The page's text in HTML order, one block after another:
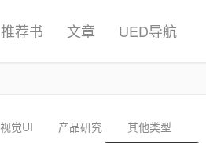
推荐书 文章 UED导航
视觉UI 产品研究
其他类型